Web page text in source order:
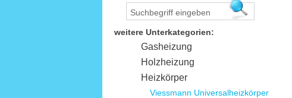
weitere Unterkategorien:
Gasheizung
Holzheizung
Heizkörper
Viessmann Universalheizkörper